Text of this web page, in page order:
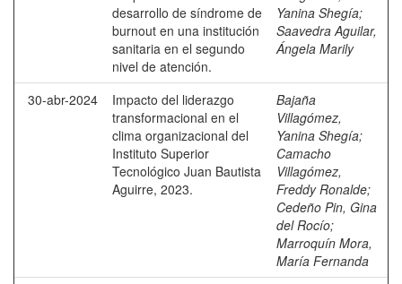
desarrollo de síndrome de
burnout en una institución
sanitaria en el segundo
nivel de atención.
Yanina Shegía;
Saavedra Aguilar,
Ángela Marily
30-abr-2024
Impacto del liderazgo
transformacional en el
clima organizacional del
Instituto Superior
Tecnológico Juan Bautista
Aguirre, 2023.
Bajaña
Villagómez,
Yanina Shegía;
Camacho
Villagómez,
Freddy Ronalde;
Cedeño Pin, Gina
del Rocío;
Marroquín Mora,
María Fernanda